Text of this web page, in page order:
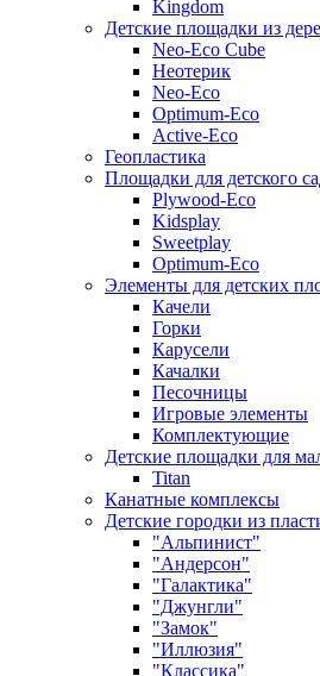
Kingdom
Детские площадки из
Neo-Eco Cube
Неотерик
Neo-Eco
Оptimum-Еco
Active-Eco
Геопластика
Площадки для детского
Plywood-Eco
Kidsplay
Sweetplay
Оptimum-Еco
Элементы для детских
Качели
Горки
Карусели
Качалки
Песочницы
Игровые элементы
Комплектующие
Детские площадки для
Titan
Канатные комплексы
Детские городки из
"Альпинист"
"Андерсон"
"Галактика"
"Джунгли"
"Замок"
"Иллюзия"
"Классика"